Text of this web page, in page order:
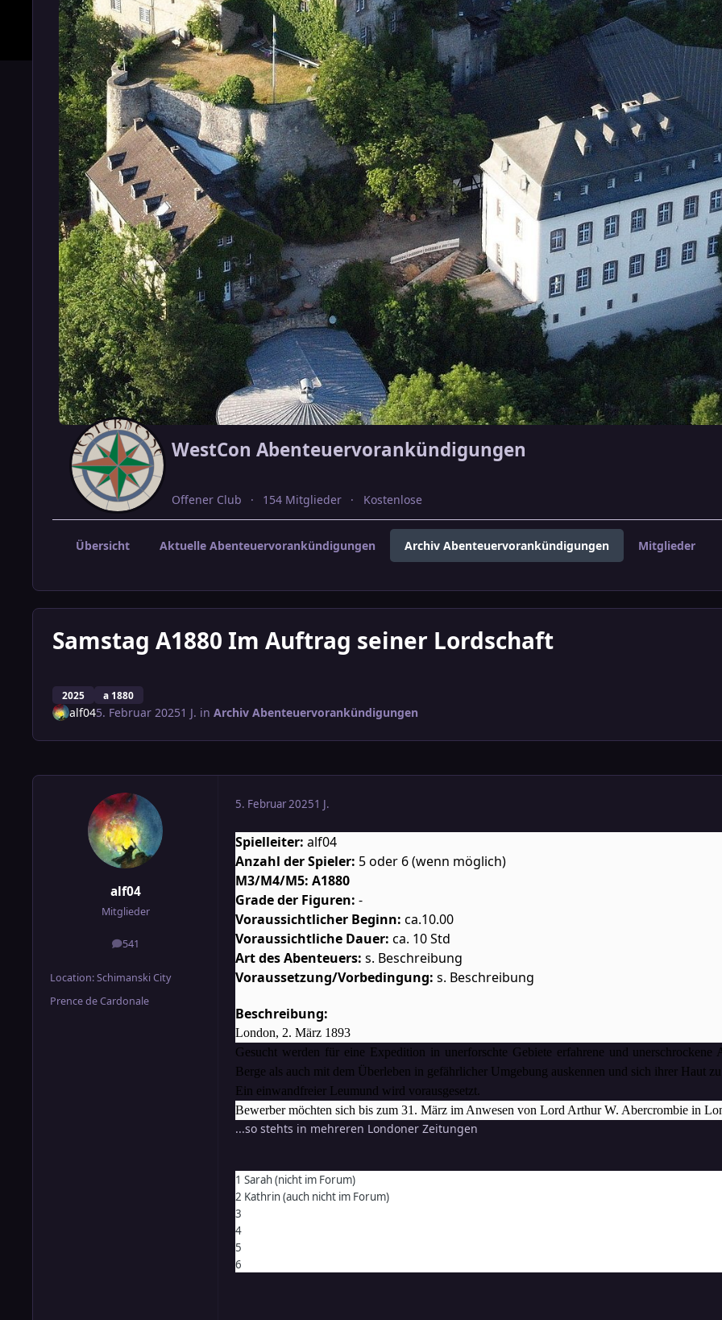
WestCon Abenteuervorankündigungen
Offener Club 154 Mitglieder Kostenlose
Übersicht Aktuelle Abenteuervorankündigungen Archiv Abenteuervorankündigungen Mitglieder
Samstag A1880 Im Auftrag seiner Lordschaft
2025 a 1880
alf045. Februar 20251 J. in Archiv Abenteuervorankündigungen
alf04
Mitglieder
541
Beiträge
Location: Schimanski City
Prence de Cardonale
5. Februar 20251 J.
Spielleiter: alf04
Anzahl der Spieler: 5 oder 6 (wenn möglich)
M3/M4/M5: A1880
Grade der Figuren: -
Voraussichtlicher Beginn: ca.10.00
Voraussichtliche Dauer: ca. 10 Std
Art des Abenteuers: s. Beschreibung
Voraussetzung/Vorbedingung: s. Beschreibung
Beschreibung:
London, 2. März 1893
Gesucht werden für eine Expedition in unerforschte Gebiete erfahrene und
Berge als auch mit dem Überleben in gefährlicher Umgebung auskennen und sich ihrer Haut
Ein einwandfreier Leumund wird vorausgesetzt.
Bewerber möchten sich bis zum 31. März im Anwesen von Lord Arthur W. Abercrombie in
...so stehts in mehreren Londoner Zeitungen
1 Sarah (nicht im Forum)
2 Kathrin (auch nicht im Forum)
3
4
5
6